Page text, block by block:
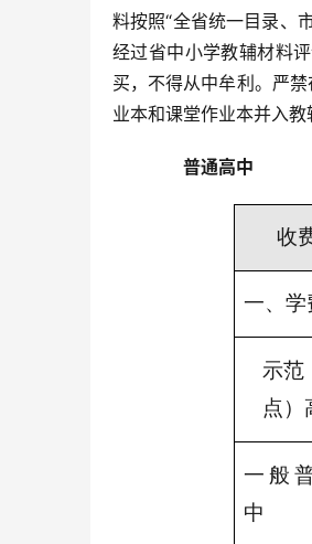
料按照“全省统一目录、
经过省中小学教辅材料
买，不得从中牟利。严
业本和课堂作业本并入
普通高中
收
一、学
示范
点）
一般
中